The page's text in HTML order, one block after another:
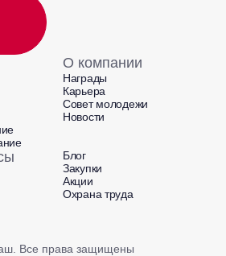
О компании
Награды
Карьера
Совет молодежи
Новости
Блог
Закупки
Акции
Охрана труда
Все права защищены